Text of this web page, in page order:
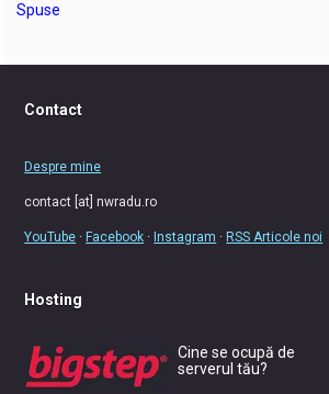
Spuse
Contact
Despre mine
contact [at] nwradu.ro
YouTube · Facebook · Instagram · RSS Articole noi
Hosting
Cine se ocupă de
serverul tău?